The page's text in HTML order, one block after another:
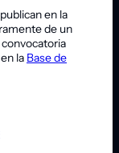
en la
de un
la Base de